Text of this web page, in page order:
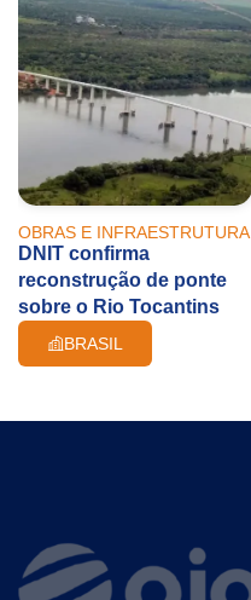
OBRAS E INFRAESTRUTURA
DNIT confirma
reconstrução de ponte
sobre o Rio Tocantins
BRASIL